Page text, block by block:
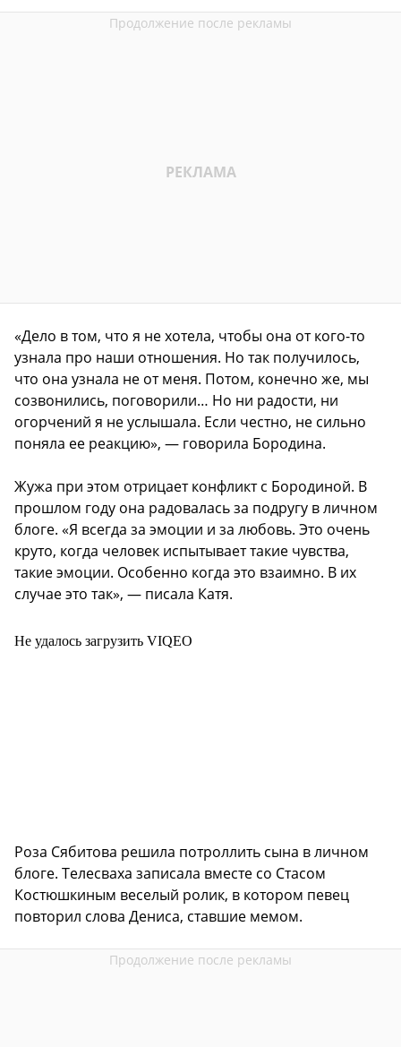
«Дело в том, что я не хотела, чтобы она от кого-то
узнала про наши отношения. Но так получилось,
что она узнала не от меня. Потом, конечно же, мы
созвонились, поговорили… Но ни радости, ни
огорчений я не услышала. Если честно, не сильно
поняла ее реакцию», — говорила Бородина.
Жужа при этом отрицает конфликт с Бородиной. В
прошлом году она радовалась за подругу в личном
блоге. «Я всегда за эмоции и за любовь. Это очень
круто, когда человек испытывает такие чувства,
такие эмоции. Особенно когда это взаимно. В их
случае это так», — писала Катя.
Не удалось загрузить VIQEO
Роза Сябитова решила потроллить сына в личном
блоге. Телесваха записала вместе со Стасом
Костюшкиным веселый ролик, в котором певец
повторил слова Дениса, ставшие мемом.